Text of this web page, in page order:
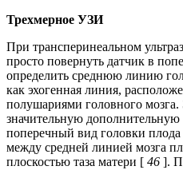
Трехмерное УЗИ
При трансперинеальном
просто повернуть датчик в
определить среднюю линию
как эхогенная линия,
полушариями головного мозга.
значительную
поперечный вид головки плода
между средней линией мозга
плоскостью таза матери [ 46 ].